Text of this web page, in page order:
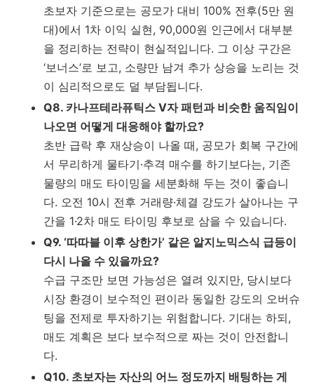
초보자 기준으로는 공모가 대비 100% 전후(5만 원
대)에서 1차 이익 실현, 90,000원 인근에서 대부분
을 정리하는 전략이 현실적입니다. 그 이상 구간은
‘보너스’로 보고, 소량만 남겨 추가 상승을 노리는 것
이 심리적으로도 덜 부담됩니다.
Q8. 카나프테라퓨틱스 V자 패턴과 비슷한 움직임이
나오면 어떻게 대응해야 할까요?
초반 급락 후 재상승이 나올 때, 공모가 회복 구간에
서 무리하게 물타기·추격 매수를 하기보다는, 기존
물량의 매도 타이밍을 세분화해 두는 것이 좋습니
다. 오전 10시 전후 거래량·체결 강도가 살아나는 구
간을 1·2차 매도 타이밍 후보로 삼을 수 있습니다.
Q9. ‘따따블 이후 상한가’ 같은 알지노믹스식 급등이
다시 나올 수 있을까요?
수급 구조만 보면 가능성은 열려 있지만, 당시보다
시장 환경이 보수적인 편이라 동일한 강도의 오버슈
팅을 전제로 투자하기는 위험합니다. 기대는 하되,
매도 계획은 보다 보수적으로 짜는 것이 안전합니
다.
Q10. 초보자는 자산의 어느 정도까지 배팅하는 게